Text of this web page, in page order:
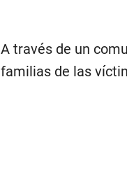
A través de un
familias de las